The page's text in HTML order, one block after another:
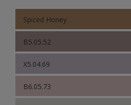
Spiced Honey
B5.05.52
X5.04.69
B6.05.73